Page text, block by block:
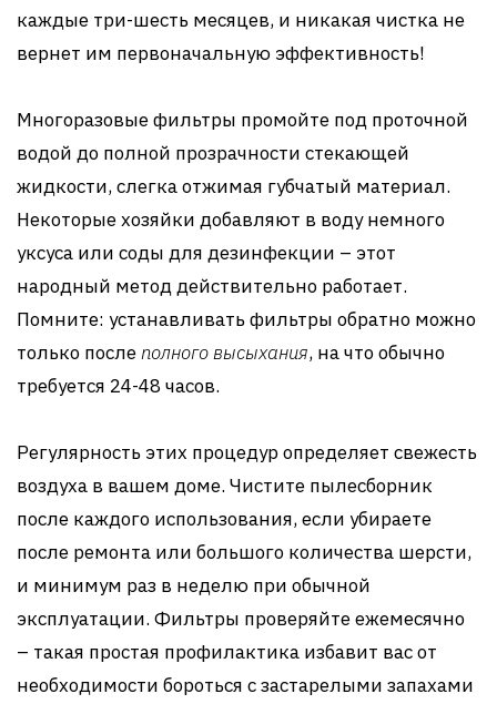
каждые три-шесть месяцев, и никакая чистка не
вернет им первоначальную эффективность!
Многоразовые фильтры промойте под проточной
водой до полной прозрачности стекающей
жидкости, слегка отжимая губчатый материал.
Некоторые хозяйки добавляют в воду немного
уксуса или соды для дезинфекции – этот
народный метод действительно работает.
Помните: устанавливать фильтры обратно можно
только послеполного высыхания, на что обычно
требуется 24-48 часов.
Регулярность этих процедур определяет свежесть
воздуха в вашем доме. Чистите пылесборник
после каждого использования, если убираете
после ремонта или большого количества шерсти,
и минимум раз в неделю при обычной
эксплуатации. Фильтры проверяйте ежемесячно
– такая простая профилактика избавит вас от
необходимости бороться с застарелыми запахами